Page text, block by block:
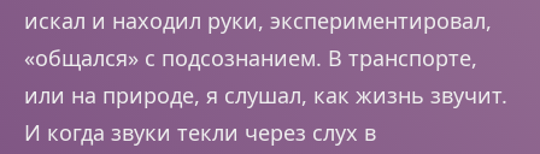
искал и находил руки, экспериментировал,
«общался» с подсознанием. В транспорте,
или на природе, я слушал, как жизнь звучит.
И когда звуки текли через слух в